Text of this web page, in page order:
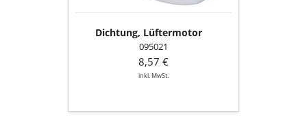
Dichtung, Lüftermotor
095021
8,57 €
inkl. MwSt.